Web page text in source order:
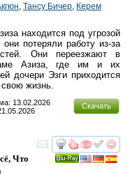
, Тансу Бичер, Керем
находится под угрозой
потеряли работу из-за
Они переезжают в
Азиза, где им и их
дочери Эзги приходится
жизнь.
Скачать
13.02.2026
смотреть
Что